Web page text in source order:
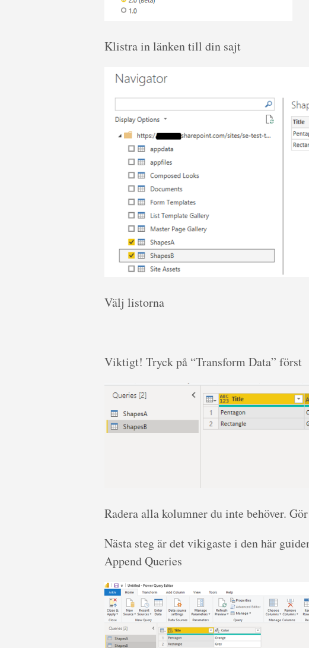
Klistra in länken till din sajt
Välj listorna
Viktigt! Tryck på “Transform Data” först
Radera alla kolumner du inte behöver.
Nästa steg är det vikigaste i den här
Append Queries